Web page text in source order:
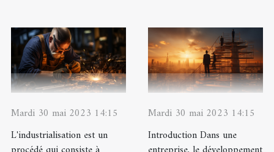
Mardi 30 mai 2023 14:15
L'industrialisation est un
Mardi 30 mai 2023 14:15
Introduction Dans une